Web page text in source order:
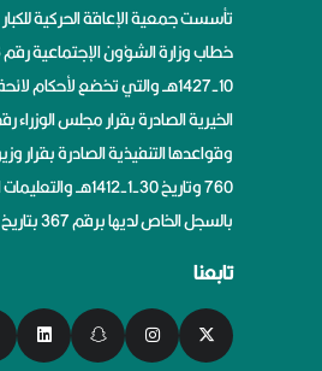
تأسست جمعية الإعاقة الحركية
10-1427هــ والتي تخضع
وقواعدها التنفيذية الصادرة بقرار
760 وتاريخ 30-1-
بالسجل الخاص لديها برقم 367 بتاريخ 18-7-1428هــ.
تابعنا